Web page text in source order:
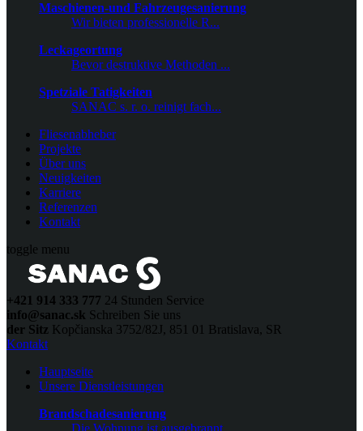
Maschienen-und Fahrzeugesanierung
Wir bieten professionelle R...
Leckageortung
Bevor destruktive Methoden ...
Spetziale Tatigkeiten
SANAC s. r. o. reinigt fach...
Fliesenabheber
Projekte
Über uns
Neuigkeiten
Karriere
Referenzen
Kontakt
toggle menu
+421 914 333 777 24 Stunden Service
info@sanac.sk Schreiben Sie uns
der Sitz Kopčianska 3752/82J, 851 01 Bratislava, SR
Kontakt
Hauptseite
Unsere Dienstleistungen
Brandschadesanierung
Die Wohnung ist ausgebrannt...